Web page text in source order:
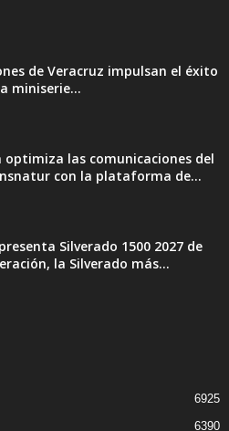
de Veracruz impulsan el éxito
miniserie...
optimiza las comunicaciones del
con la plataforma de...
Silverado 1500 2027 de
la Silverado más...
6925
6390